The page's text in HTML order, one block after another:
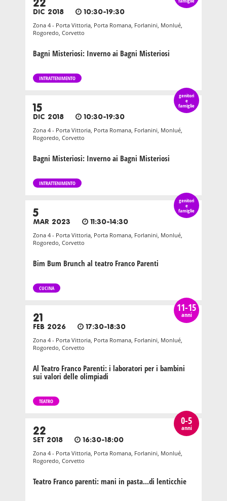
22
DIC 2018 10:30-19:30
Zona 4 - Porta Vittoria, Porta Romana, Forlanini, Monlué,
Rogoredo, Corvetto
Bagni Misteriosi: Inverno ai Bagni Misteriosi
INTRATTENIMENTO
genitori
e
famiglie
15
DIC 2018 10:30-19:30
Zona 4 - Porta Vittoria, Porta Romana, Forlanini, Monlué,
Rogoredo, Corvetto
Bagni Misteriosi: Inverno ai Bagni Misteriosi
INTRATTENIMENTO
genitori
e
famiglie
5
MAR 2023 11:30-14:30
Zona 4 - Porta Vittoria, Porta Romana, Forlanini, Monlué,
Rogoredo, Corvetto
Bim Bum Brunch al teatro Franco Parenti
CUCINA
11-15
anni
21
FEB 2026 17:30-18:30
Zona 4 - Porta Vittoria, Porta Romana, Forlanini, Monlué,
Rogoredo, Corvetto
Al Teatro Franco Parenti: i laboratori per i bambini
sui valori delle olimpiadi
TEATRO
0-5
anni
22
SET 2018 16:30-18:00
Zona 4 - Porta Vittoria, Porta Romana, Forlanini, Monlué,
Rogoredo, Corvetto
Teatro Franco parenti: mani in pasta...di lenticchie